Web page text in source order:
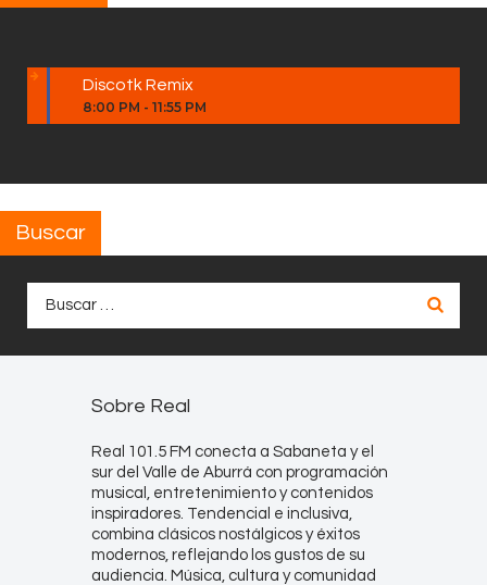
Discotk Remix
8:00 PM - 11:55 PM
Buscar
Sobre Real
Real 101.5 FM conecta a Sabaneta y el
sur del Valle de Aburrá con programación
musical, entretenimiento y contenidos
inspiradores. Tendencial e inclusiva,
combina clásicos nostálgicos y éxitos
modernos, reflejando los gustos de su
audiencia. Música, cultura y comunidad